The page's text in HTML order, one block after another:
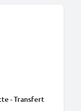
- Transfert